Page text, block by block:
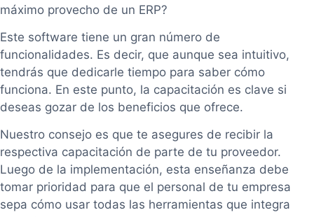
máximo provecho de un ERP?
Este software tiene un gran número de
funcionalidades. Es decir, que aunque sea intuitivo,
tendrás que dedicarle tiempo para saber cómo
funciona. En este punto, la capacitación es clave si
deseas gozar de los beneficios que ofrece.
Nuestro consejo es que te asegures de recibir la
respectiva capacitación de parte de tu proveedor.
Luego de la implementación, esta enseñanza debe
tomar prioridad para que el personal de tu empresa
sepa cómo usar todas las herramientas que integra